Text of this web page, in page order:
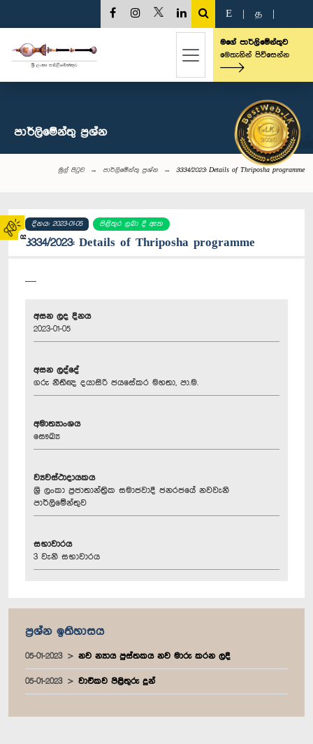
02
E த
මගේ පාර්ලිමේන්තුව
මෙතැනින් පිවිසෙන්න
පාර්ලි‌මේන්තු‌ ප්‍රශ්න
මුල් පිටුව පාර්ලි‌මේන්තු‌ ප්‍රශ්න 3334/2023: Details of Thriposha programme
දිනය: 2023-01-05 පිළිතුර ලබා දී ඇත
3334/2023: Details of Thriposha programme
----
අසන ලද දිනය
2023-01-05
අසන ලද්දේ
ගරු නීතිඥ දයාසිරි ජයසේකර මහතා, පා.ම.
අමාත්‍යාංශය
සෞඛ්‍ය
ව්‍යවස්ථාදායකය
ශ්‍රී ලංකා ප්‍රජාතාන්ත්‍රික සමාජවාදී ජනරජයේ නවවැනි
පාර්ලිමේන්තුව
සභාවාරය
3 වැනි සභාවාරය
ප්‍රශ්න ඉතිහාසය
05-01-2023 නව න්‍යාය පුස්තකය නව මාරු කරන ලදී
05-01-2023 වාචිකව පිළිතුරු දුන්